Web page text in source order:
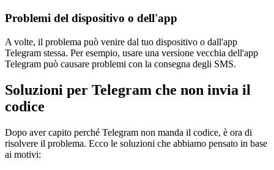
Problemi del dispositivo o dell'app
A volte, il problema può venire dal tuo dispositivo o dall'app
Telegram stessa. Per esempio, usare una versione vecchia dell'app
Telegram può causare problemi con la consegna degli SMS.
Soluzioni per Telegram che non invia il
codice
Dopo aver capito perché Telegram non manda il codice, è ora di
risolvere il problema. Ecco le soluzioni che abbiamo pensato in base
ai motivi: